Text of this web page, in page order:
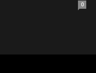
0